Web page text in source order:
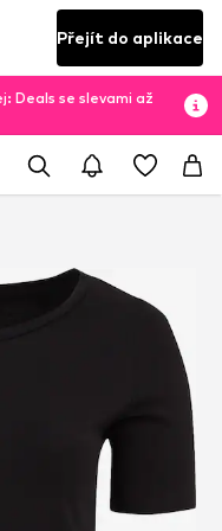
Přejít do aplikace
Deals se slevami až